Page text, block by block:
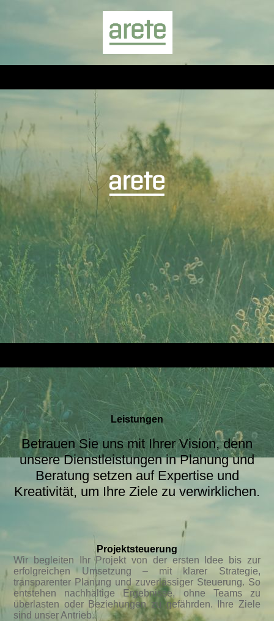
Leistungen
Betrauen Sie uns mit Ihrer Vision, denn
unsere Dienstleistungen in Planung und
Beratung setzen auf Expertise und
Kreativität, um Ihre Ziele zu verwirklichen.
Projektsteuerung
Wir begleiten Ihr Projekt von der ersten Idee bis zur
erfolgreichen Umsetzung – mit klarer Strategie,
transparenter Planung und zuverlässiger Steuerung. So
entstehen nachhaltige Ergebnisse, ohne Teams zu
überlasten oder Beziehungen zu gefährden. Ihre Ziele
sind unser Antrieb.